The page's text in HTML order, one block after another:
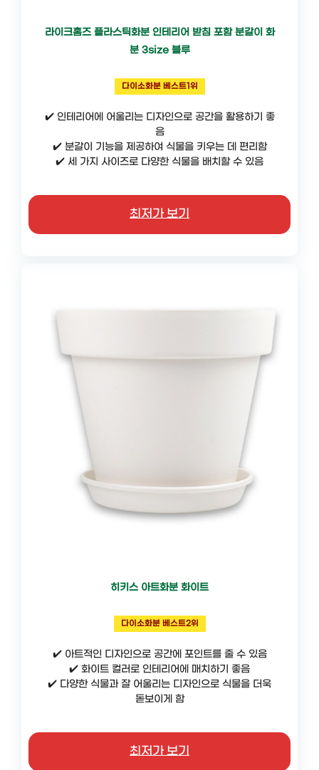
라이크홈즈 플라스틱화분 인테리어 받침 포함 분갈이 화
분 3size 블루
다이소화분 베스트1위
✔️ 인테리어에 어울리는 디자인으로 공간을 활용하기 좋
음
✔️ 분갈이 기능을 제공하여 식물을 키우는 데 편리함
✔️ 세 가지 사이즈로 다양한 식물을 배치할 수 있음
최저가 보기
히키스 아트화분 화이트
다이소화분 베스트2위
✔️ 아트적인 디자인으로 공간에 포인트를 줄 수 있음
✔️ 화이트 컬러로 인테리어에 매치하기 좋음
✔️ 다양한 식물과 잘 어울리는 디자인으로 식물을 더욱
돋보이게 함
최저가 보기